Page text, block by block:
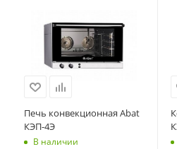
Печь конвекционная Abat
КЭП-4Э
В наличии